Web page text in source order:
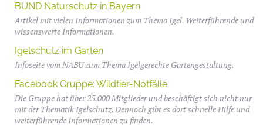
BUND Naturschutz in Bayern
Artikel mit vielen Informationen zum Thema Igel. Weiterführende und
wissenswerte Informationen.
Igelschutz im Garten
Infoseite vom NABU zum Thema Igelgerechte Gartengestaltung.
Facebook Gruppe: Wildtier-Notfälle
Die Gruppe hat über 25.000 Mitglieder und beschäftigt sich nicht nur
mit der Thematik Igelschutz. Dennoch gibt es dort schnelle Hilfe und
weiterführende Informationen zu finden.